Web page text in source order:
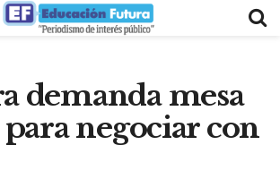
demanda mesa
negociar con